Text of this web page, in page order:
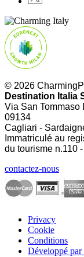
© 2026
Destination Italia
Via San Tommaso
09134
Cagliari -
Immatriculé au
du tourisme n.110 -
contactez-nous
Privacy
Cookie
Conditions
Développé